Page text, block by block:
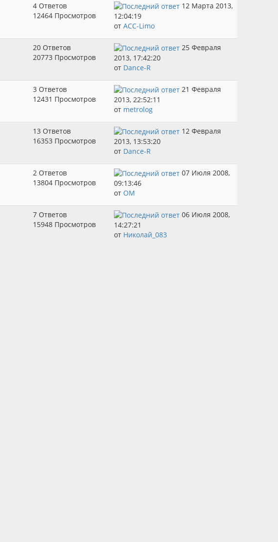
4 Ответов
12464 Просмотров
12 Марта 2013,
12:04:19
отACC-Limo
20 Ответов
20773 Просмотров
25 Февраля
2013, 17:42:20
от Dance-R
3 Ответов
12431 Просмотров
21 Февраля
2013, 22:52:11
от metrolog
13 Ответов
16353 Просмотров
12 Февраля
2013, 13:53:20
от Dance-R
2 Ответов
13804 Просмотров
07 Июля 2008,
09:13:46
от OM
7 Ответов
15948 Просмотров
06 Июля 2008,
14:27:21
от Николай_083